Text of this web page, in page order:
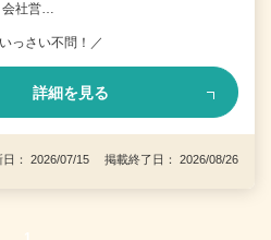
会社営…
っさい不問！／
詳細を見る
日： 2026/07/15 掲載終了日： 2026/08/26